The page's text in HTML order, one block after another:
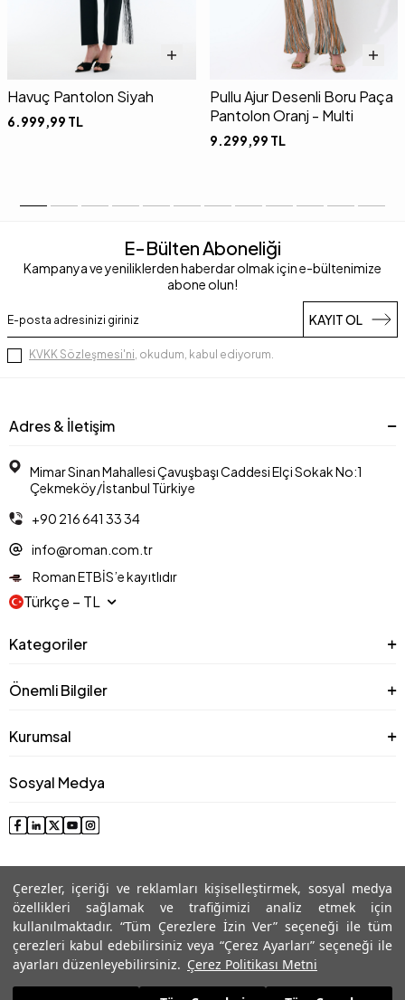
Çerezler, içeriği ve reklamları kişiselleştirmek, sosyal medya
özellikleri sağlamak ve trafiğimizi analiz etmek için
kullanılmaktadır. “Tüm Çerezlere İzin Ver” seçeneği ile tüm
çerezleri kabul edebilirsiniz veya “Çerez Ayarları” seçeneği ile
ayarları düzenleyebilirsiniz. Çerez Politikası Metni
Havuç Pantolon Siyah
6.999,99 TL
Pullu Ajur Desenli Boru Paça
Pantolon Oranj - Multi
9.299,99 TL
E-Bülten Aboneliği
Kampanya ve yeniliklerden haberdar olmak için e-bültenimize
abone olun!
KAYIT OL
KVKK Sözleşmesi'ni, okudum, kabul ediyorum.
Adres & İletişim
Mimar Sinan Mahallesi Çavuşbaşı Caddesi Elçi Sokak No:1
Çekmeköy/İstanbul Türkiye
+90 216 641 33 34
info@roman.com.tr
Roman ETBİS’e kayıtlıdır
Türkçe − TL
Kategoriler
Önemli Bilgiler
Kurumsal
Sosyal Medya
© 2025 Roman® Tüm Hakları Saklıdır, İzinsiz kullanılamaz